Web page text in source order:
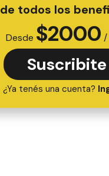
de todos los
Desde $2000 /
Suscribite
¿Ya tenés una cuenta?